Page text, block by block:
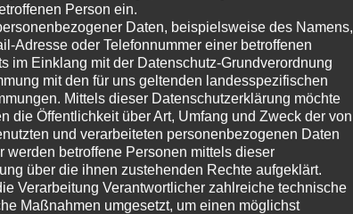
Projektoren und andere Geräte, die Audio- und
sind:
Person ein.
Daten, beispielsweise des Namens,
Adresse oder Telefonnummer einer betroffenen
im Einklang mit der Datenschutz-Grundverordnung
mit den für uns geltenden landesspezifischen
Mittels dieser Datenschutzerklärung möchte
die Öffentlichkeit über Art, Umfang und Zweck der von
und verarbeiteten personenbezogenen Daten
werden betroffene Personen mittels dieser
über die ihnen zustehenden Rechte aufgeklärt.
Verarbeitung Verantwortlicher zahlreiche technische
Maßnahmen umgesetzt, um einen möglichst